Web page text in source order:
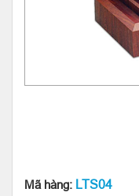
Mã hàng: LTS04